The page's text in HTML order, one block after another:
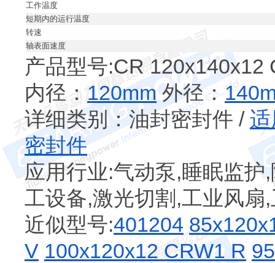
工作温度
短期内的运行温度
转速
轴表面速度
产品型号:CR 120x140x12
内径： 120mm外径：
详细类别：油封密封件 /
密封件
应用行业:气动泵,睡眠监
工设备,激光切割,工业风
近似型号:401204
V 100x120x12 CRW1 R